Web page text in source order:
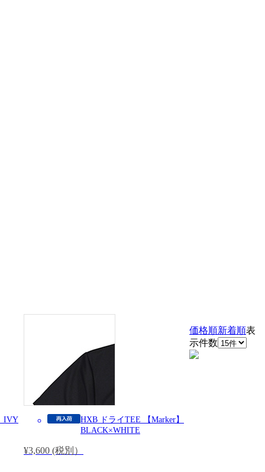
IVY
HXB ドライTEE 【Marker】
BLACK×WHITE
¥3,600 (税別）
価格順新着順表
示件数